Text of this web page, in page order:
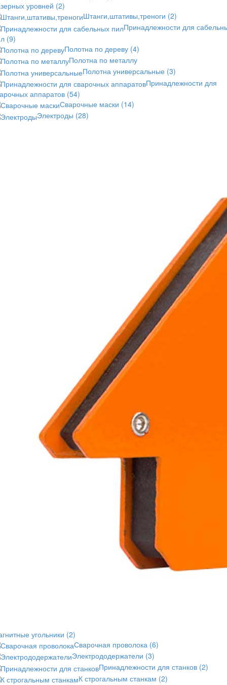
уровней (2)
Штанги,штативы,треноги (2)
Принадлежности для
(9)
Полотна по дереву (4)
Полотна по металлу
Полотна универсальные (3)
Принадлежности для
аппаратов (54)
Сварочные маски (14)
Электроды (28)
угольники (2)
Сварочная проволока (6)
Электрододержатели (3)
Принадлежности для станков (2)
К строгальным станкам (2)